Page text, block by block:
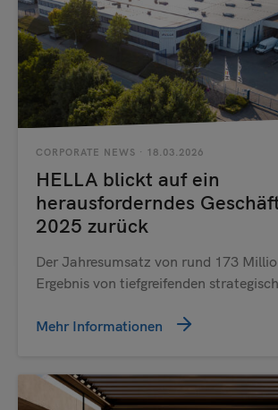
CORPORATE NEWS · 18.03.2026
HELLA blickt auf ein
herausforderndes
2025 zurück
Der Jahresumsatz von rund 173
Ergebnis von tiefgreifenden
Mehr Informationen